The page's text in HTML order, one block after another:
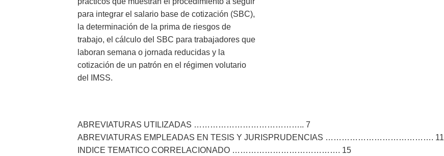
para integrar el salario base de cotización (SBC),
la determinación de la prima de riesgos de
trabajo, el cálculo del SBC para trabajadores que
laboran semana o jornada reducidas y la
cotización de un patrón en el régimen volutario
del IMSS.
ABREVIATURAS UTILIZADAS ………………………………….. 7
ABREVIATURAS EMPLEADAS EN TESIS Y JURISPRUDENCIAS …………………………………. 11
INDICE TEMATICO CORRELACIONADO …………………………………. 15